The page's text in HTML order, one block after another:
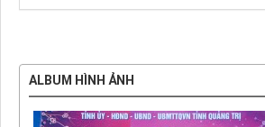
ALBUM HÌNH ẢNH